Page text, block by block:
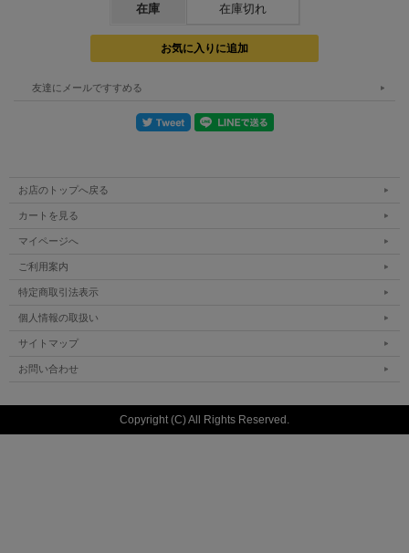
在庫 在庫切れ
友達にメールですすめる
お店のトップへ戻る
カートを見る
マイページへ
ご利用案内
特定商取引法表示
個人情報の取扱い
サイトマップ
お問い合わせ
Copyright (C) All Rights Reserved.